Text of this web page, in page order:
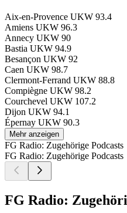
Aix-en-Provence UKW 93.4
Amiens UKW 96.3
Annecy UKW 90
Bastia UKW 94.9
Besançon UKW 92
Caen UKW 98.7
Clermont-Ferrand UKW 88.8
Compiègne UKW 98.2
Courchevel UKW 107.2
Dijon UKW 94.1
Épernay UKW 90.3
Mehr anzeigen
FG Radio: Zugehörige Podcasts
FG Radio: Zugehörige Podcasts
FG Radio: